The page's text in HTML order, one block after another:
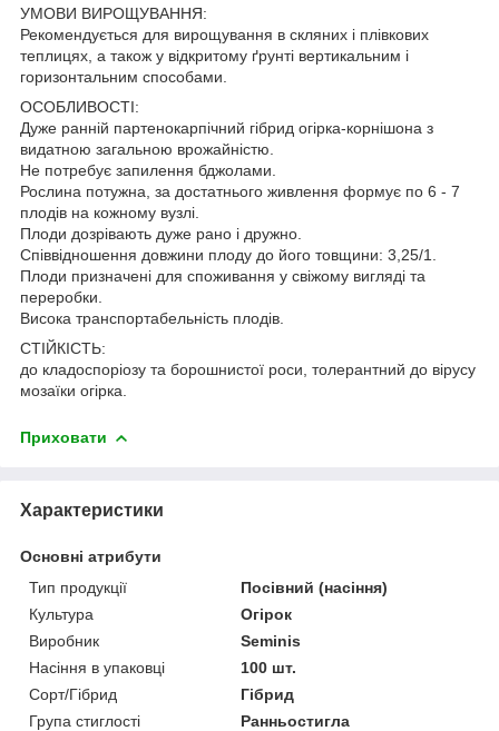
УМОВИ ВИРОЩУВАННЯ:
Рекомендується для вирощування в скляних і плівкових
теплицях, а також у відкритому ґрунті вертикальним і
горизонтальним способами.
ОСОБЛИВОСТІ:
Дуже ранній партенокарпічний гібрид огірка-корнішона з
видатною загальною врожайністю.
Не потребує запилення бджолами.
Рослина потужна, за достатнього живлення формує по 6 - 7
плодів на кожному вузлі.
Плоди дозрівають дуже рано і дружно.
Співвідношення довжини плоду до його товщини: 3,25/1.
Плоди призначені для споживання у свіжому вигляді та
переробки.
Висока транспортабельність плодів.
СТІЙКІСТЬ:
до кладоспоріозу та борошнистої роси, толерантний до вірусу
мозаїки огірка.
Приховати
Характеристики
Основні атрибути
Тип продукції
Посівний (насіння)
Культура
Огірок
Виробник
Seminis
Насіння в упаковці
100 шт.
Сорт/Гібрид
Гібрид
Група стиглості
Ранньостигла